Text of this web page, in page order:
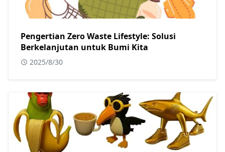
Pengertian Zero Waste Lifestyle: Solusi
Berkelanjutan untuk Bumi Kita
2025/8/30